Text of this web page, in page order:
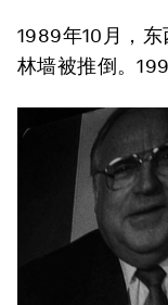
1989年10月，
林墙被推倒。